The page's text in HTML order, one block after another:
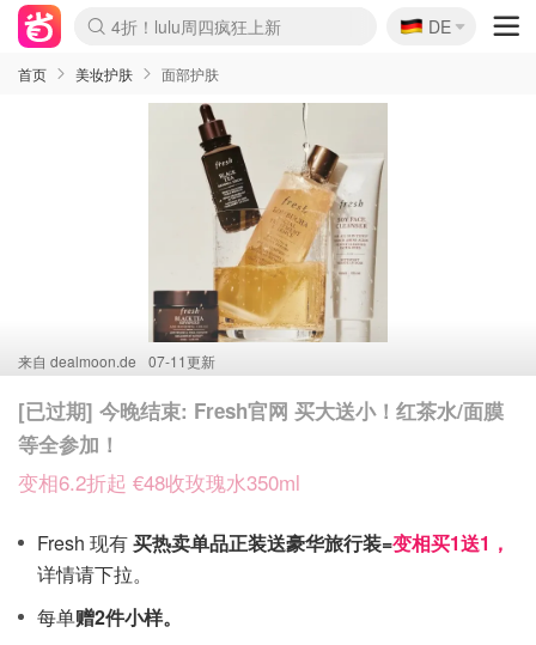
Boticinal 夏促开抢！
4折！lulu周四疯狂上新
还没结束！&OtherStories大促
Joybuy变相75折 随时失效
速领！Stanley独家85折
疑似霸哥！Camper额外叠85折
Zalando 奥莱闪促！每日更新
Moncler反季囤！5折起+叠9折
Coach Brooklyn仅€192
🇩🇪
DE
首页 美妆护肤 面部护肤
来自 dealmoon.de 07-11更新
[已过期] 今晚结束: Fresh官网 买大送小！红茶水/面膜
等全参加！
变相6.2折起 €48收玫瑰水350ml
Fresh 现有买热卖单品正装送豪华旅行装=变相买1送1，
详情请下拉。
每单赠2件小样。